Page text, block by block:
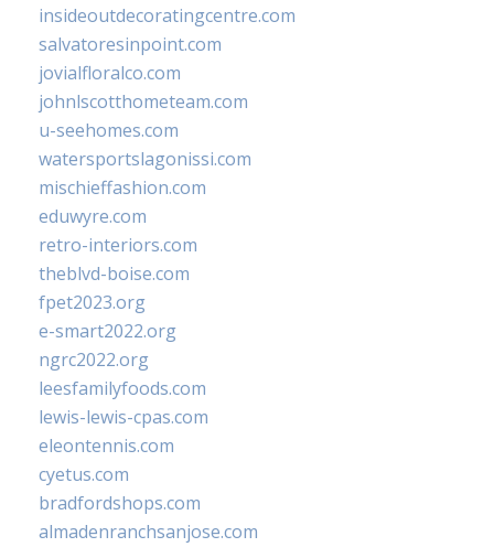
insideoutdecoratingcentre.com
salvatoresinpoint.com
jovialfloralco.com
johnlscotthometeam.com
u-seehomes.com
watersportslagonissi.com
mischieffashion.com
eduwyre.com
retro-interiors.com
theblvd-boise.com
fpet2023.org
e-smart2022.org
ngrc2022.org
leesfamilyfoods.com
lewis-lewis-cpas.com
eleontennis.com
cyetus.com
bradfordshops.com
almadenranchsanjose.com